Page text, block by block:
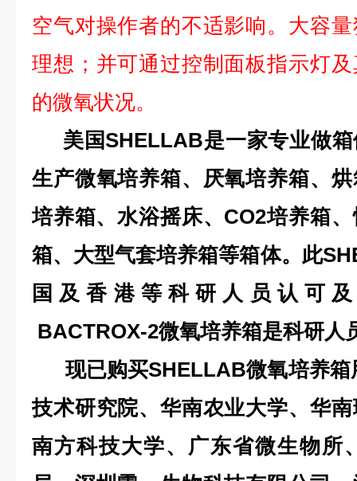
空气对操作者的不适影响。大容
理想；并可通过控制面板指示灯
的微氧状况。
美国SHELLAB是一家专业做箱
生产微氧培养箱、厌氧培养箱、
培养箱、水浴摇床、CO2培养箱
箱、大型气套培养箱等箱体。此
国及香港等科研人员认可及
BACTROX-2微氧培养箱是科研人
现已购买SHELLAB微氧培养箱
技术研究院、华南农业大学、华
南方科技大学、广东省微生物所